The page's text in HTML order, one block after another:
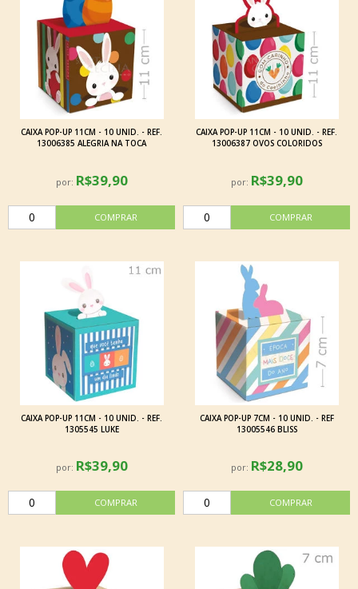
CAIXA POP-UP 11CM - 10 UNID. - REF.
13006385 ALEGRIA NA TOCA
por: R$39,90
CAIXA POP-UP 11CM - 10 UNID. - REF.
13006387 OVOS COLORIDOS
por: R$39,90
CAIXA POP-UP 11CM - 10 UNID. - REF.
1305545 LUKE
por: R$39,90
CAIXA POP-UP 7CM - 10 UNID. - REF
13005546 BLISS
por: R$28,90